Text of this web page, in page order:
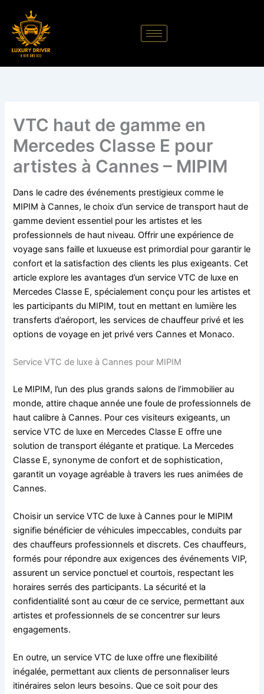
contenu
VTC haut de gamme en
Mercedes Classe E pour
artistes à Cannes – MIPIM
Dans le cadre des événements prestigieux comme le
MIPIM à Cannes, le choix d’un service de transport haut de
gamme devient essentiel pour les artistes et les
professionnels de haut niveau. Offrir une expérience de
voyage sans faille et luxueuse est primordial pour garantir le
confort et la satisfaction des clients les plus exigeants. Cet
article explore les avantages d’un service VTC de luxe en
Mercedes Classe E, spécialement conçu pour les artistes et
les participants du MIPIM, tout en mettant en lumière les
transferts d’aéroport, les services de chauffeur privé et les
options de voyage en jet privé vers Cannes et Monaco.
Service VTC de luxe à Cannes pour MIPIM
Le MIPIM, l’un des plus grands salons de l’immobilier au
monde, attire chaque année une foule de professionnels de
haut calibre à Cannes. Pour ces visiteurs exigeants, un
service VTC de luxe en Mercedes Classe E offre une
solution de transport élégante et pratique. La Mercedes
Classe E, synonyme de confort et de sophistication,
garantit un voyage agréable à travers les rues animées de
Cannes.
Choisir un service VTC de luxe à Cannes pour le MIPIM
signifie bénéficier de véhicules impeccables, conduits par
des chauffeurs professionnels et discrets. Ces chauffeurs,
formés pour répondre aux exigences des événements VIP,
assurent un service ponctuel et courtois, respectant les
horaires serrés des participants. La sécurité et la
confidentialité sont au cœur de ce service, permettant aux
artistes et professionnels de se concentrer sur leurs
engagements.
En outre, un service VTC de luxe offre une flexibilité
inégalée, permettant aux clients de personnaliser leurs
itinéraires selon leurs besoins. Que ce soit pour des